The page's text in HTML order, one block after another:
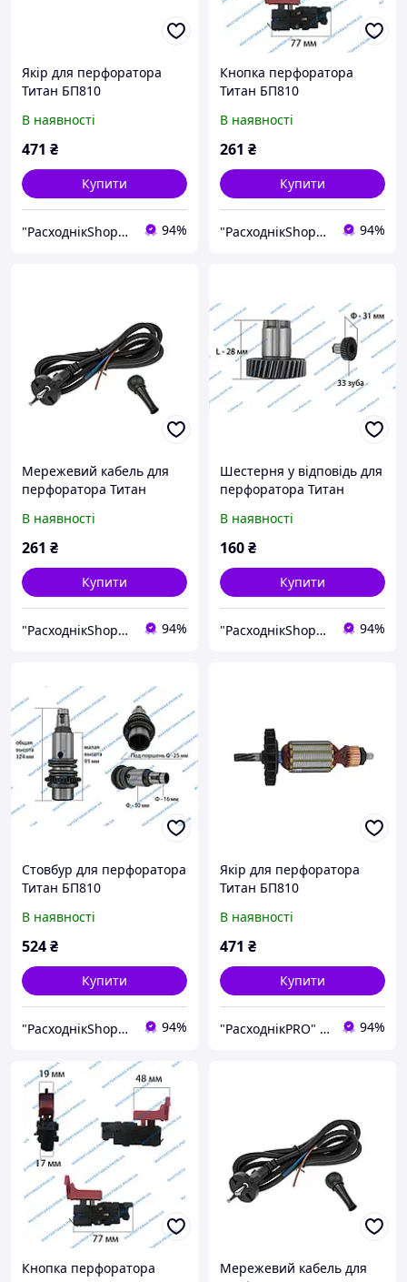
Якір для перфоратора
Титан БП810
В наявності
471 ₴
Купити
"РасходнікShop" інтернет магазин комплектуючих та запчастин 94%
Кнопка перфоратора
Титан БП810
В наявності
261 ₴
Купити
"РасходнікShop" інтернет магазин комплектуючих та запчастин 94%
Мережевий кабель для
перфоратора Титан
В наявності
261 ₴
Купити
"РасходнікShop" інтернет магазин комплектуючих та запчастин 94%
Шестерня у відповідь для
перфоратора Титан
В наявності
160₴
Купити
"РасходнікShop" інтернет магазин комплектуючих та запчастин 94%
Стовбур для перфоратора
Титан БП810
В наявності
524₴
Купити
"РасходнікShop" інтернет магазин комплектуючих та запчастин 94%
Якір для перфоратора
Титан БП810
В наявності
471 ₴
Купити
"РасходнікPRO" магазин запчастин 94%
Кнопка перфоратора
Мережевий кабель для